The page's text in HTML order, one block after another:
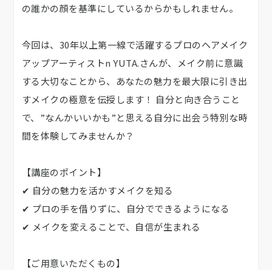
の誰かの顔を基準にしているからかもしれません。
今回は、30年以上第一線で活躍するプロのヘアメイク
アップアーティストn YUTA.さんが、メイク前に意識
する大切なことから、あなたの魅力を最大限に引き出
すメイクの極意を伝授します！ 自分と向き合うこと
で、”なんかいいかも”と思える自分に出会う特別な時
間を体験してみませんか？
【講座のポイント】
✔ 自分の魅力を活かすメイクを知る
✔ プロの手を借りずに、自分でできるようになる
✔ メイクを変えることで、自信が生まれる
【ご用意いただくもの】